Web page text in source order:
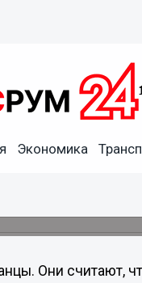
Экономика
Они считают,